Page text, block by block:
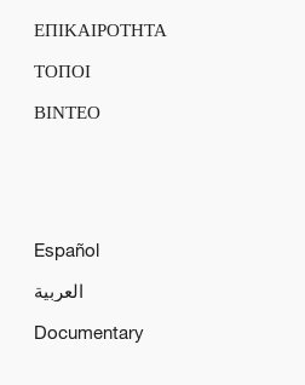
ΕΠΙΚΑΙΡΟΤΗΤΑ
ΤΟΠΟΙ
ΒΙΝΤΕΟ
Español
العربية
Documentary